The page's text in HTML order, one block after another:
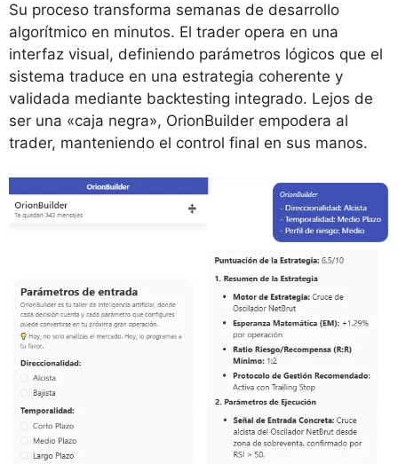
Su proceso transforma semanas de desarrollo
algorítmico en minutos. El trader opera en una
interfaz visual, definiendo parámetros lógicos que el
sistema traduce en una estrategia coherente y
validada mediante backtesting integrado. Lejos de
ser una «caja negra», OrionBuilder empodera al
trader, manteniendo el control final en sus manos.